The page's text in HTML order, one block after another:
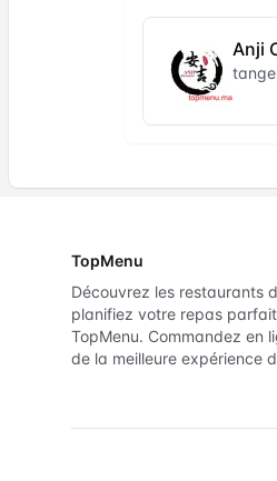
Anji
TopMenu
Découvrez les restaurants
planifiez votre repas
TopMenu. Commandez en
de la meilleure expérience